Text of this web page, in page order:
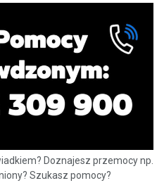
Doznajesz przemocy np.
Szukasz pomocy?